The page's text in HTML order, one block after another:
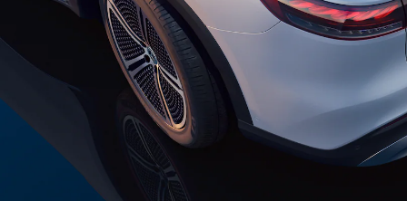
Alla Kombi
CLA
Elektrisk
Kombi
C-Klass
Kombi All-